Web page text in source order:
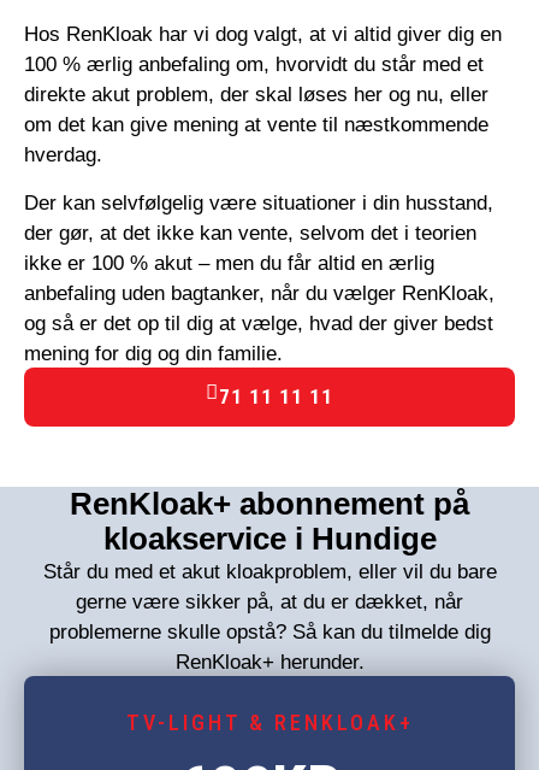
Hos RenKloak har vi dog valgt, at vi altid giver dig en
100 % ærlig anbefaling om, hvorvidt du står med et
direkte akut problem, der skal løses her og nu, eller
om det kan give mening at vente til næstkommende
hverdag.
Der kan selvfølgelig være situationer i din husstand,
der gør, at det ikke kan vente, selvom det i teorien
ikke er 100 % akut – men du får altid en ærlig
anbefaling uden bagtanker, når du vælger RenKloak,
og så er det op til dig at vælge, hvad der giver bedst
mening for dig og din familie.
71 11 11 11
RenKloak+ abonnement på
kloakservice i Hundige
Står du med et akut kloakproblem, eller vil du bare
gerne være sikker på, at du er dækket, når
problemerne skulle opstå? Så kan du tilmelde dig
RenKloak+ herunder.
TV-LIGHT & RENKLOAK+